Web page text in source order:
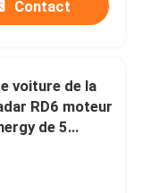
Contact
voiture de la
RD6 moteur
de 5